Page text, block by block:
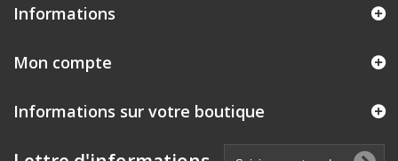
Informations
Mon compte
Informations sur votre boutique